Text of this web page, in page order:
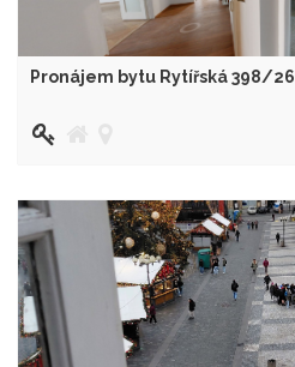
Pronájem bytu Rytířská 398/26